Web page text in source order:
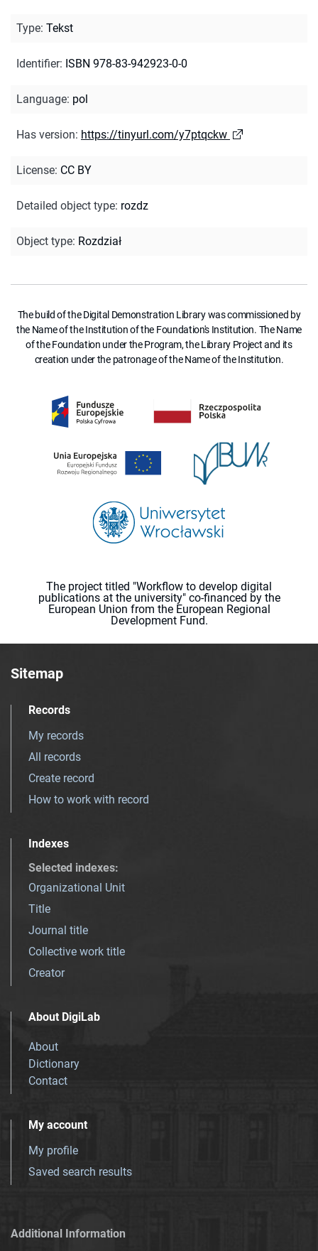
Type: Tekst
Identifier: ISBN 978-83-942923-0-0
Language: pol
Has version: https://tinyurl.com/y7ptqckw
License: CC BY
Detailed object type: rozdz
Object type: Rozdział
The build of the Digital Demonstration Library was commissioned by
the Name of the Institution of the Foundation's Institution. The Name
of the Foundation under the Program, the Library Project and its
creation under the patronage of the Name of the Institution.
The project titled "Workflow to develop digital
publications at the university" co-financed by the
European Union from the European Regional
Development Fund.
Sitemap
Records
My records
All records
Create record
How to work with record
Indexes
Selected indexes:
Organizational Unit
Title
Journal title
Collective work title
Creator
About DigiLab
About
Dictionary
Contact
My account
My profile
Saved search results
Additional Information